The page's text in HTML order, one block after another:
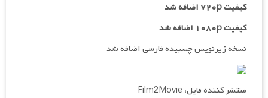
کیفیت ۷۲۰p
اضافه شد
کیفیت ۱۰۸۰p اضافه شد
نسخه زیرنویس چسبیده فارسی اضافه شد
منتشر کننده فایل: Film2Movie